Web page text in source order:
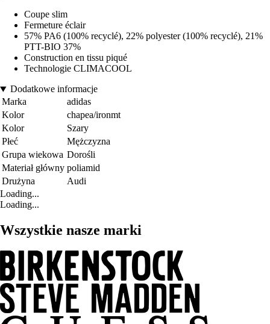
Coupe slim
Fermeture éclair
57% PA6 (100% recyclé), 22% polyester (100% recyclé), 21%
PTT-BIO 37%
Construction en tissu piqué
Technologie CLIMACOOL
Dodatkowe informacje
Marka
adidas
Kolor
chapea/ironmt
Kolor
Szary
Płeć
Mężczyzna
Grupa wiekowa Dorośli
Materiał główny poliamid
Drużyna
Audi
Loading...
Loading...
Wszystkie nasze marki